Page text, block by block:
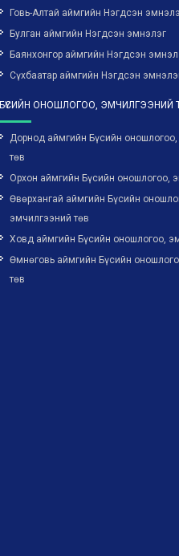
Говь-Алтай аймгийн Нэгдсэн
Булган аймгийн Нэгдсэн эмнэлэг
Баянхонгор аймгийн Нэгдсэн
Сүхбаатар аймгийн Нэгдсэн
БҮСИЙН ОНОШЛОГОО, ЭМЧИЛГЭЭНИЙ
Дорнод аймгийн Бүсийн
төв
Орхон аймгийн Бүсийн оношлогоо,
Өвөрхангай аймгийн Бүсийн
эмчилгээний төв
Ховд аймгийн Бүсийн оношлогоо,
Өмнөговь аймгийн Бүсийн
төв